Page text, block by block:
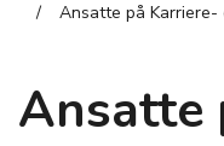
Ansatte på
Ansatte